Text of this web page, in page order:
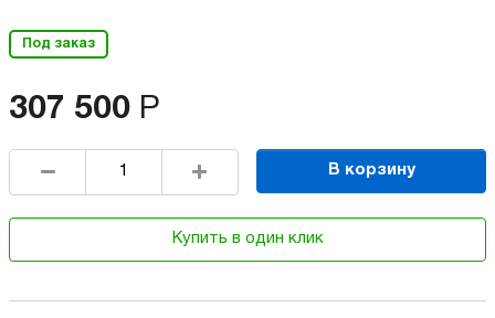
Под заказ
307 500 Р
В корзину
Купить в один клик